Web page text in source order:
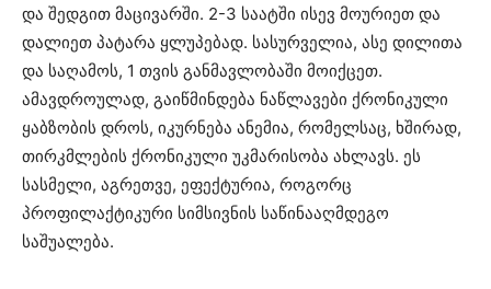
და შედგით მაცივარში. 2-3 საატში ისევ მოურიეთ და
დალიეთ პატარა ყლუპებად. სასურველია, ასე დილითა
და საღამოს, 1 თვის განმავლობაში მოიქცეთ.
ამავდროულად, გაიწმინდება ნაწლავები ქრონიკული
ყაბზობის დროს, იკურნება ანემია, რომელსაც, ხშირად,
თირკმლების ქრონიკული უკმარისობა ახლავს. ეს
სასმელი, აგრეთვე, ეფექტურია, როგორც
პროფილაქტიკური სიმსივნის საწინააღმდეგო
საშუალება.